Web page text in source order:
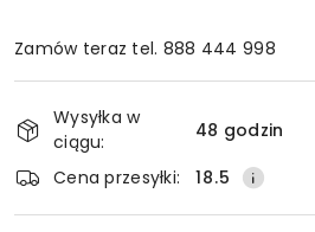
Zamów teraz tel. 888 444 998
i
dostawa
Wysyłka w
ciągu:
48 godzin
Cena przesyłki:
18.5